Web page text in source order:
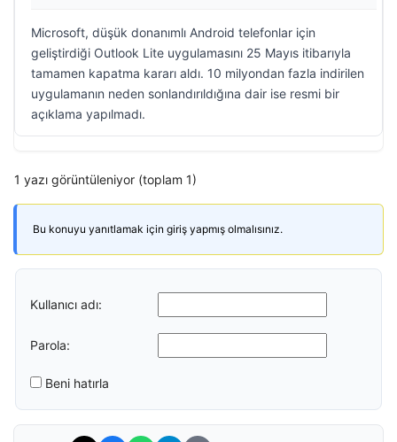
Microsoft, düşük donanımlı Android telefonlar için
geliştirdiği Outlook Lite uygulamasını 25 Mayıs itibarıyla
tamamen kapatma kararı aldı. 10 milyondan fazla indirilen
uygulamanın neden sonlandırıldığına dair ise resmi bir
açıklama yapılmadı.
1 yazı görüntüleniyor (toplam 1)
Bu konuyu yanıtlamak için giriş yapmış olmalısınız.
Kullanıcı adı:
Parola:
Beni hatırla